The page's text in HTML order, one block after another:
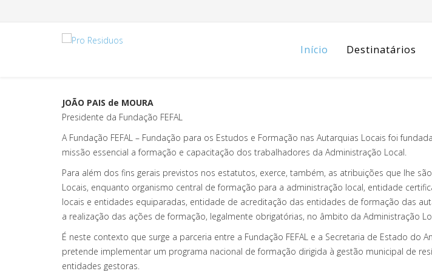
Início Destinatários
JOÃO PAIS de MOURA
Presidente da Fundação FEFAL
A Fundação FEFAL – Fundação para os Estudos e Formação nas Autarquias Locais foi
missão essencial a formação e capacitação dos trabalhadores da Administração Local.
Para além dos fins gerais previstos nos estatutos, exerce, também, as atribuições que lhe
Locais, enquanto organismo central de formação para a administração local, entidade
locais e entidades equiparadas, entidade de acreditação das entidades de formação das
a realização das ações de formação, legalmente obrigatórias, no âmbito da Administração
É neste contexto que surge a parceria entre a Fundação FEFAL e a Secretaria de Estado do
pretende implementar um programa nacional de formação dirigida à gestão municipal de
entidades gestoras.